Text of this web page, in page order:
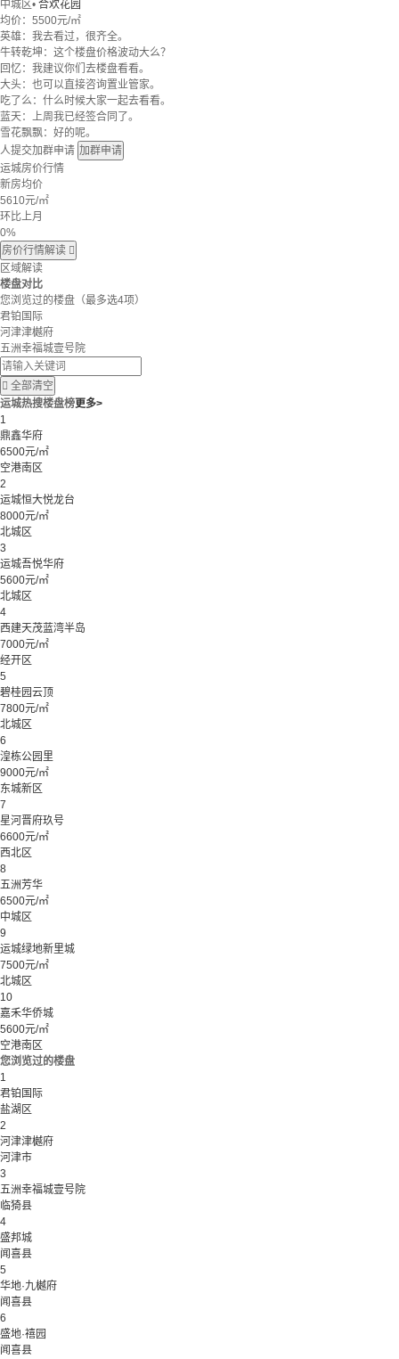
中城区• 合欢花园
均价： 5500元/㎡
英雄：我去看过，很齐全。
牛转乾坤：这个楼盘价格波动大么？
回忆：我建议你们去楼盘看看。
大头：也可以直接咨询置业管家。
吃了么：什么时候大家一起去看看。
蓝天：上周我已经签合同了。
雪花飘飘：好的呢。
人提交加群申请 加群申请
运城房价行情
新房均价
5610元/㎡
环比上月
0%
房价行情解读 
区域解读
楼盘对比
您浏览过的楼盘 （最多选4项）
君铂国际
河津津樾府
五洲幸福城壹号院
 全部清空
运城热搜楼盘榜更多>
1
鼎鑫华府
6500元/㎡
空港南区
2
运城恒大悦龙台
8000元/㎡
北城区
3
运城吾悦华府
5600元/㎡
北城区
4
西建天茂蓝湾半岛
7000元/㎡
经开区
5
碧桂园云顶
7800元/㎡
北城区
6
湟栋公园里
9000元/㎡
东城新区
7
星河晋府玖号
6600元/㎡
西北区
8
五洲芳华
6500元/㎡
中城区
9
运城绿地新里城
7500元/㎡
北城区
10
嘉禾华侨城
5600元/㎡
空港南区
您浏览过的楼盘
1
君铂国际
盐湖区
2
河津津樾府
河津市
3
五洲幸福城壹号院
临猗县
4
盛邦城
闻喜县
5
华地·九樾府
闻喜县
6
盛地·禧园
闻喜县